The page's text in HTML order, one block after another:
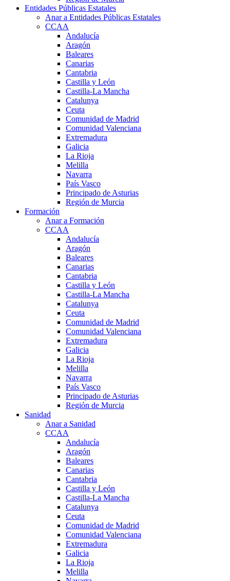
Entidades Públicas Estatales
Anar a Entidades Públicas Estatales
CCAA
Andalucía
Aragón
Baleares
Canarias
Cantabria
Castilla y León
Castilla-La Mancha
Catalunya
Ceuta
Comunidad de Madrid
Comunidad Valenciana
Extremadura
Galicia
La Rioja
Melilla
Navarra
País Vasco
Principado de Asturias
Región de Murcia
Formación
Anar a Formación
CCAA
Andalucía
Aragón
Baleares
Canarias
Cantabria
Castilla y León
Castilla-La Mancha
Catalunya
Ceuta
Comunidad de Madrid
Comunidad Valenciana
Extremadura
Galicia
La Rioja
Melilla
Navarra
País Vasco
Principado de Asturias
Región de Murcia
Sanidad
Anar a Sanidad
CCAA
Andalucía
Aragón
Baleares
Canarias
Cantabria
Castilla y León
Castilla-La Mancha
Catalunya
Ceuta
Comunidad de Madrid
Comunidad Valenciana
Extremadura
Galicia
La Rioja
Melilla